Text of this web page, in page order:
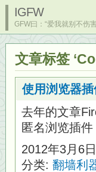
IGFW
GFW曰：“爱我就别不伤
文章标签
使用浏览器
去年的文章
匿名浏览插
2012年3月6
分类: 翻墙利